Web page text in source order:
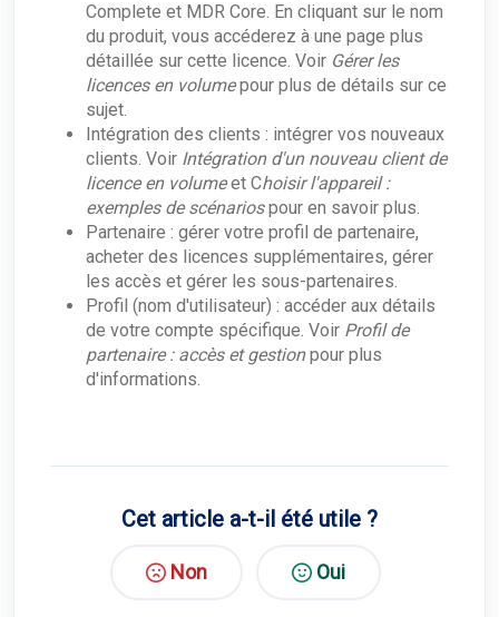
Complete et MDR Core. En cliquant sur le nom
du produit, vous accéderez à une page plus
détaillée sur cette licence. Voir Gérer les
licences en volumepour plus de détails sur ce
sujet.
Intégration des clients : intégrer vos nouveaux
clients. Voir Intégration d'un nouveau client de
licence en volumeet Choisir l'appareil :
exemples de scénariospour en savoir plus.
Partenaire : gérer votre profil de partenaire,
acheter des licences supplémentaires, gérer
les accès et gérer les sous-partenaires.
Profil (nom d'utilisateur) : accéder aux détails
de votre compte spécifique. Voir Profil de
partenaire : accès et gestionpour plus
d'informations.
Cet article a-t-il été utile ?
Non Oui